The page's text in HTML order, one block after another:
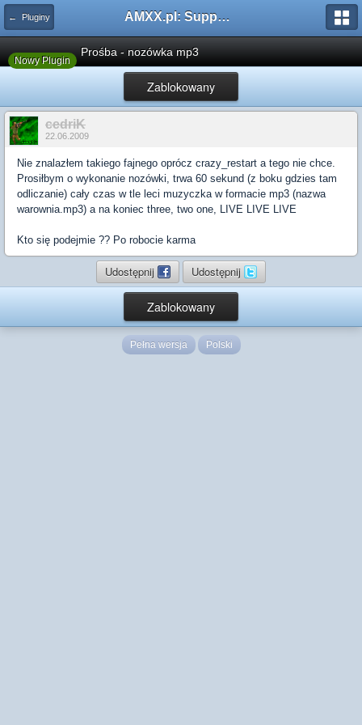
← Pluginy AMXX.pl: Support AMX Mod X i SourceMod
Nowy Plugin
Prośba - nozówka mp3
Zablokowany
cedriK
22.06.2009
Nie znalazłem takiego fajnego oprócz crazy_restart a tego nie chce.
Prosiłbym o wykonanie nozówki, trwa 60 sekund (z boku gdzies tam
odliczanie) cały czas w tle leci muzyczka w formacie mp3 (nazwa
warownia.mp3) a na koniec three, two one, LIVE LIVE LIVE
Kto się podejmie ?? Po robocie karma
Udostępnij Udostępnij
Zablokowany
Pełna wersja Polski